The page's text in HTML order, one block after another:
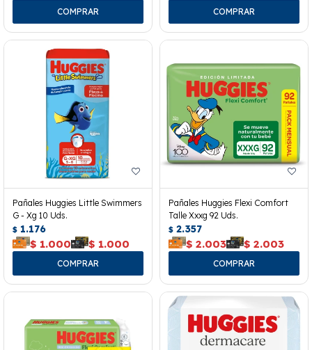
Pañales Huggies Little Swimmers
G - Xg 10 Uds.
$ 1.176
$ 1.000 $ 1.000
Pañales Huggies Flexi Comfort
Talle Xxxg 92 Uds.
$ 2.357
$ 2.003 $ 2.003